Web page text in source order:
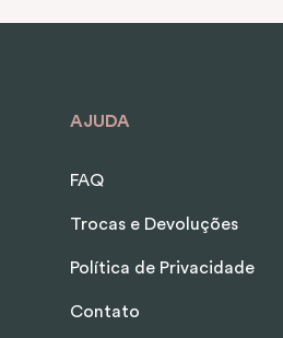
AJUDA
FAQ
Trocas e Devoluções
Política de Privacidade
Contato